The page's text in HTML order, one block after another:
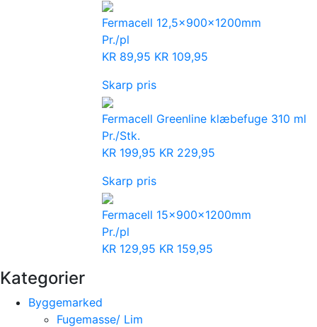
Fermacell 12,5x900x1200mm
Pr./pl
KR 89,95 KR 109,95
Skarp pris
Fermacell Greenline klæbefuge 310 ml
Pr./Stk.
KR 199,95 KR 229,95
Skarp pris
Fermacell 15x900x1200mm
Pr./pl
KR 129,95 KR 159,95
Kategorier
Byggemarked
Fugemasse/ Lim